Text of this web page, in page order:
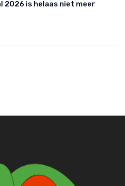
2026 is helaas niet meer